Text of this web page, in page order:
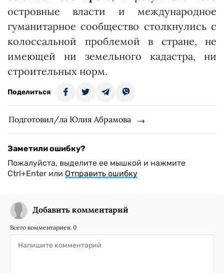
островные власти и международное
гуманитарное сообщество столкнулись с
колоссальной проблемой в стране, не
имеющей ни земельного кадастра, ни
строительных норм.
Поделиться
Подготовил/ла Юлия Абрамова
Заметили ошибку?
Пожалуйста, выделите ее мышкой и нажмите
Ctrl+Enter или Отправить ошибку
Добавить комментарий
Всего комментариев: 0